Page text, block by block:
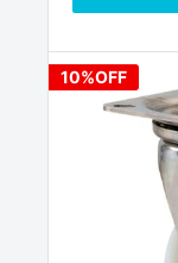
10%OFF